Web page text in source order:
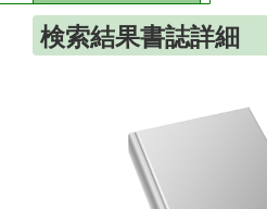
検索結果書誌詳細